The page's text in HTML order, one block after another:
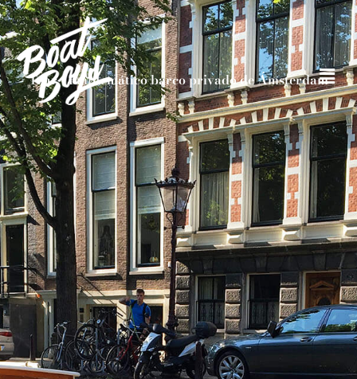
Tzar - Emblemático barco privado de Ámsterdam